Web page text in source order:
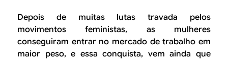
Depois de muitas lutas travada pelos
movimentos feministas, as mulheres
conseguiram entrar no mercado de trabalho em
maior peso, e essa conquista, vem ainda que